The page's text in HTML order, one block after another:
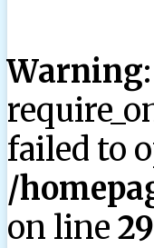
Warning:
failed to
/
on line